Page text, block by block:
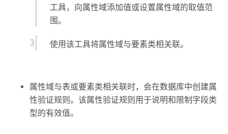
工具，向属性域添加值或设置属性域的取值范
围。
使用该工具将属性域与要素类相关联。
属性域与表或要素类相关联时，会在数据库中创建属
性验证规则。该属性验证规则用于说明和限制字段类
型的有效值。